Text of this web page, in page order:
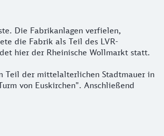
Die Fabrikanlagen verfielen,
die Fabrik als Teil des LVR-
hier der Rheinische Wollmarkt statt.
Teil der mittelalterlichen Stadtmauer in
von Euskirchen". Anschließend